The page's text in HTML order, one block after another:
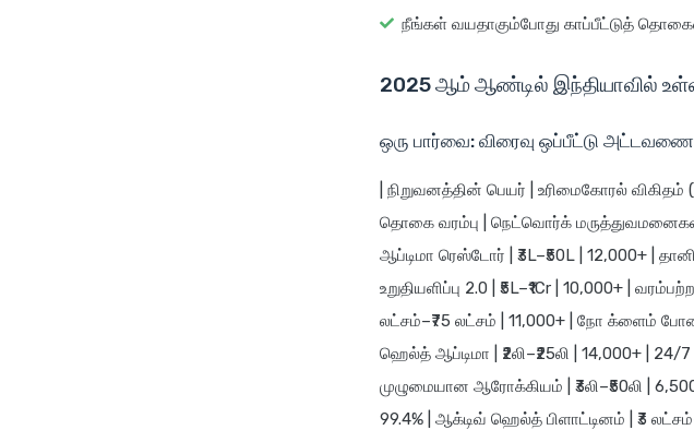
நீங்கள் வயதாகும்போது காப்பீட்டுத்
2025 ஆம் ஆண்டில் இந்தியாவில் உள்ள
ஒரு பார்வை: விரைவு ஒப்பீட்டு அட்டவணை
| நிறுவனத்தின் பெயர் | உரிமைகோரல்
தொகை வரம்பு | நெட்வொர்க் மருத்துவமனைகள்
ஆப்டிமா ரெஸ்டோர் | ₹3L–₹50L | 12,000+ |
உறுதியளிப்பு 2.0 | ₹5L–₹1Cr | 10,000+ |
லட்சம்–₹75 லட்சம் | 11,000+ | நோ க்ளைம்
ஹெல்த் ஆப்டிமா | ₹2லி–₹25லி | 14,000+ | 24/7
முழுமையான ஆரோக்கியம் | ₹3லி–₹50லி |
99.4% | ஆக்டிவ் ஹெல்த் பிளாட்டினம் | ₹3